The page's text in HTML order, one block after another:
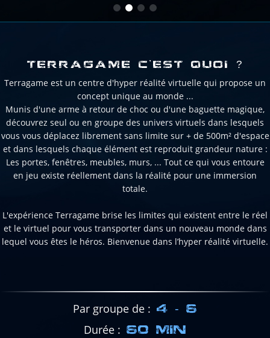
TERRAGAME C'EST QUOI ?
Terragame est un centre d'hyper réalité virtuelle qui propose un
concept unique au monde ...
Munis d'une arme à retour de choc ou d'une baguette magique,
découvrez seul ou en groupe des univers virtuels dans lesquels
vous vous déplacez librement sans limite sur + de 500m² d'espace
et dans lesquels chaque élément est reproduit grandeur nature :
Les portes, fenêtres, meubles, murs, ... Tout ce qui vous entoure
en jeu existe réellement dans la réalité pour une immersion
totale.
L'expérience Terragame brise les limites qui existent entre le réel
et le virtuel pour vous transporter dans un nouveau monde dans
lequel vous êtes le héros. Bienvenue dans l’hyper réalité virtuelle.
Par groupe de 4 - 6
Durée 60 MIN